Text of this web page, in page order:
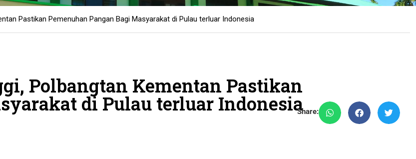
Pastikan Pemenuhan Pangan Bagi Masyarakat di Pulau terluar Indonesia
Polbangtan Kementan Pastikan
di Pulau terluar IndonesiaShare: